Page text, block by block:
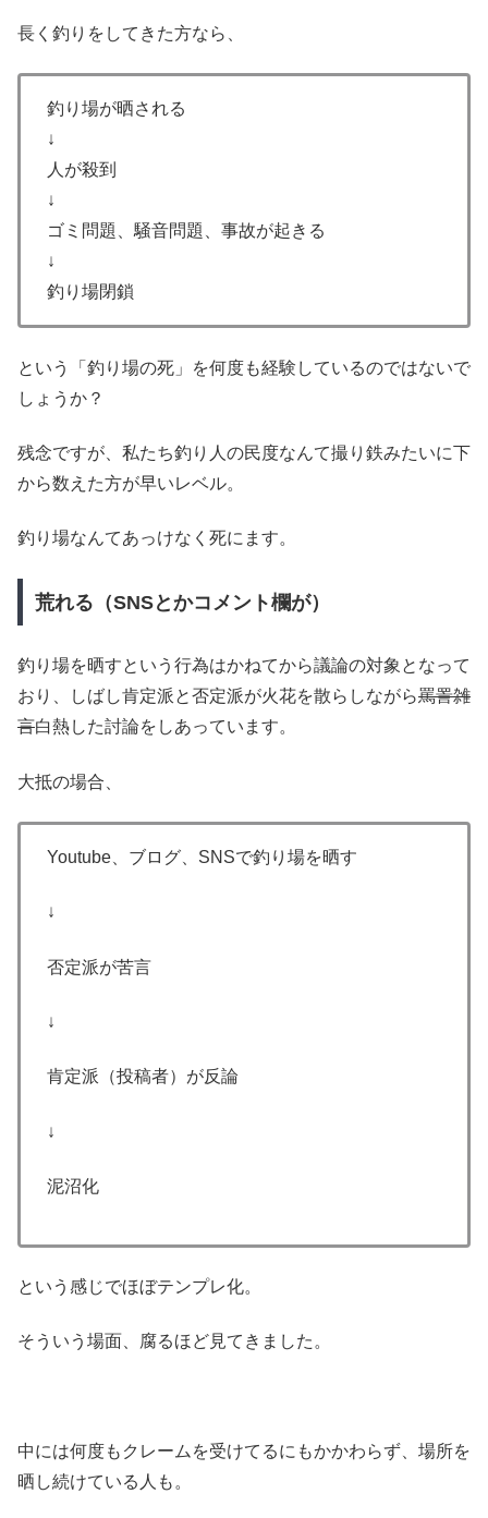
長く釣りをしてきた方なら、
釣り場が晒される
↓
人が殺到
↓
ゴミ問題、騒音問題、事故が起きる
↓
釣り場閉鎖
という「釣り場の死」を何度も経験しているのではないで
しょうか？
残念ですが、私たち釣り人の民度なんて撮り鉄みたいに下
から数えた方が早いレベル。
釣り場なんてあっけなく死にます。
荒れる（SNSとかコメント欄が）
釣り場を晒すという行為はかねてから議論の対象となって
おり、しばし肯定派と否定派が火花を散らしながら罵詈雑
言白熱した討論をしあっています。
大抵の場合、
Youtube、ブログ、SNSで釣り場を晒す
↓
否定派が苦言
↓
肯定派（投稿者）が反論
↓
泥沼化
という感じでほぼテンプレ化。
そういう場面、腐るほど見てきました。
中には何度もクレームを受けてるにもかかわらず、場所を
晒し続けている人も。